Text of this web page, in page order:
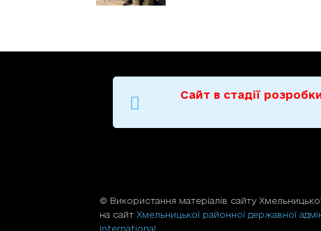
Сайт в стадії
© Використання матерiалiв сайту
на сайт Хмельницької районної державної
International